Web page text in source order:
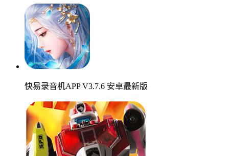
快易录音机APP V3.7.6 安卓最新版